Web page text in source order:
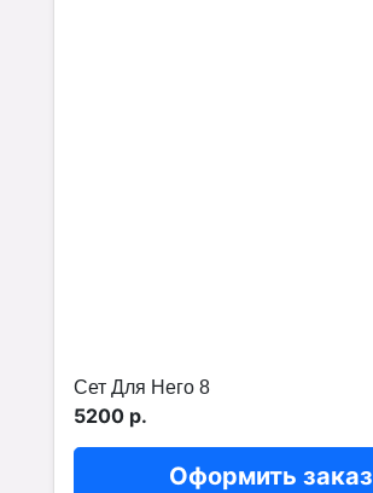
Сет Для Него 8
5200 р.
Оформить заказ